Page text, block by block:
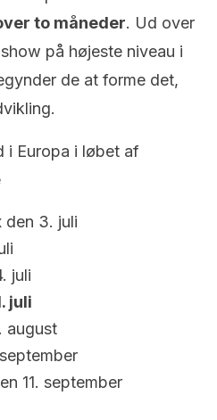
to måneder. Ud over
på højeste niveau i
de at forme det,
i Europa i løbet af
den 3. juli
juli
juli
august
11. september